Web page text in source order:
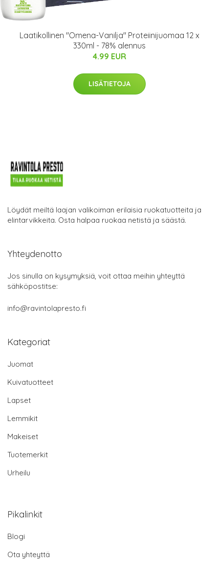
Laatikollinen "Omena-Vanilja" Proteiinijuomaa 12 x
330ml - 78% alennus
4.99 EUR
LISÄTIETOJA
Löydät meiltä laajan valikoiman erilaisia ruokatuotteita ja
elintarvikkeita. Osta halpaa ruokaa netistä ja säästä.
Yhteydenotto
Jos sinulla on kysymyksiä, voit ottaa meihin yhteyttä
sähköpostitse:
info@ravintolapresto.fi
Kategoriat
Juomat
Kuivatuotteet
Lapset
Lemmikit
Makeiset
Tuotemerkit
Urheilu
Pikalinkit
Blogi
Ota yhteyttä